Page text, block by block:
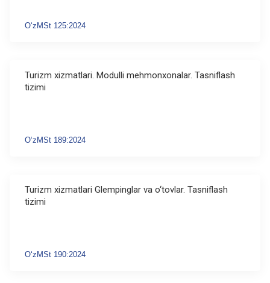
OʻzMSt 125:2024
Turizm xizmatlari. Modulli mehmonxonalar. Tasniflash
tizimi
OʻzMSt 189:2024
Turizm xizmatlari Glempinglar va o‘tovlar. Tasniflash
tizimi
OʻzMSt 190:2024